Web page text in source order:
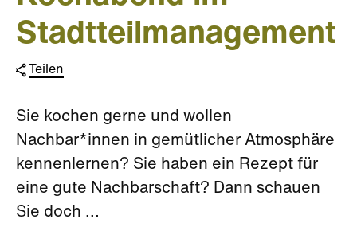
Stadtteilmanagement
Teilen
Sie kochen gerne und wollen
Nachbar*innen in gemütlicher Atmosphäre
kennenlernen? Sie haben ein Rezept für
eine gute Nachbarschaft? Dann schauen
Sie doch ...